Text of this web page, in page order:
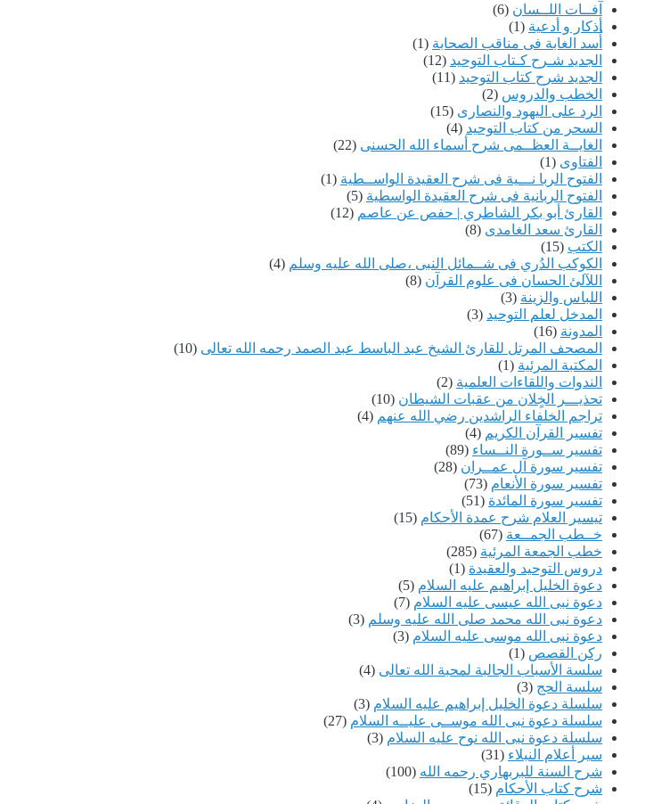
آفــات اللــسان (6)
أذكار و أدعية (1)
أُسد الغابة فى مناقب الصحابة (1)
الجديد شـرح كـتاب التوحيد (12)
الجديد شرح كتاب التوحيد (11)
الخطب والدروس (2)
الرد على اليهود والنصارى (15)
السحر من كتاب التوحيد (4)
الغايــة العظــمى شرح أسماء الله الحسنى (22)
الفتاوى (1)
الفتوح الربا نـــية فى شرح العقيدة الواســطية (1)
الفتوح الربانية فى شرح العقيدة الواسطية (5)
القارئ أبو بكر الشاطري | حفص عن عاصم (12)
القارئ سعد الغامدى (8)
الكتب (15)
الكوكب الدُري فى شــمائل النبى ،صلى الله عليه وسلم (4)
اللآلئ الحسان فى علوم القرآن (8)
اللباس والزينة (3)
المدخل لعلم التوحيد (3)
المدونة (16)
المصحف المرتل للقارئ الشيخ عبد الباسط عبد الصمد رحمه الله تعالى (10)
المكتبة المرئية (1)
الندوات واللقاءات العلمية (2)
تحذيـــر الخٍلان من عقبات الشيطان (10)
تراجم الخلفاء الراشدين رضي الله عنهم (4)
تفسير القرآن الكريم (4)
تفسير ســورة النــساء (89)
تفسير سورة آل عمــران (28)
تفسير سورة الأنعام (73)
تفسير سورة المائدة (51)
تيسير العلام شرح عمدة الأحكام (15)
خــطب الجمــعة (67)
خطب الجمعة المرئية (285)
دروس التوحيد والعقيدة (1)
دعوة الخليل إبراهيم عليه السلام (5)
دعوة نبى الله عيسى عليه السلام (7)
دعوة نبى الله محمد صلى الله عليه وسلم (3)
دعوة نبى الله موسى عليه السلام (3)
ركن القصص (1)
سلسة الأسباب الجالبة لمحبة الله تعالى (4)
سلسة الحج (3)
سلسلة دعوة الخليل إبراهيم عليه السلام (3)
سلسلة دعوة نبى الله موســى عليــه السلام (27)
سلسلة دعوة نبى الله نوح عليه السلام (3)
سير أعلام النبلاء (31)
شرح السنة للبربهاري رحمه الله (100)
شرح كتاب الأحكام (15)